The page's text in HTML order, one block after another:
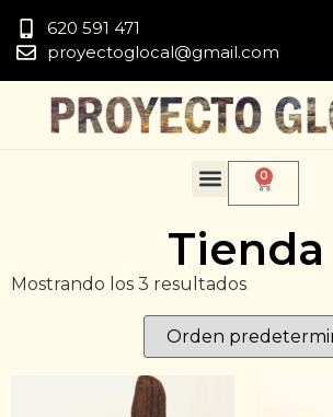
620 591 471
proyectoglocal@gmail.com
0
Tienda
Mostrando los 3 resultados